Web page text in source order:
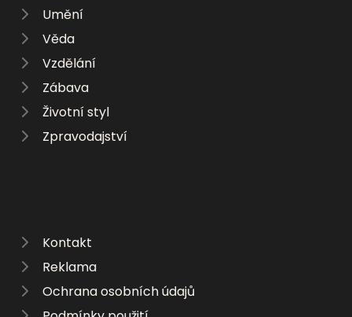
Umění
Věda
Vzdělání
Zábava
Životní styl
Zpravodajství
Kontakt
Reklama
Ochrana osobních údajů